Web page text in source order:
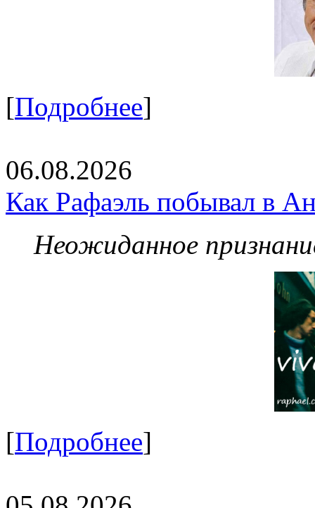
[Подробнее]
06.08.2026
Как Рафаэль побывал в
Неожиданное
[Подробнее]